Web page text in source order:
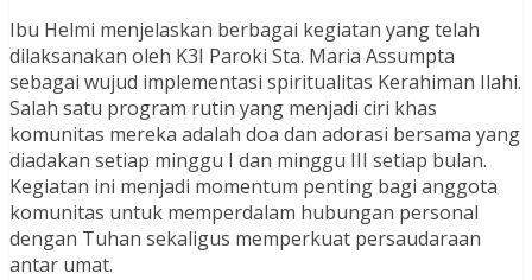
Ibu Helmi menjelaskan berbagai kegiatan yang telah
dilaksanakan oleh K3I Paroki Sta. Maria Assumpta
sebagai wujud implementasi spiritualitas Kerahiman Ilahi.
Salah satu program rutin yang menjadi ciri khas
komunitas mereka adalah doa dan adorasi bersama yang
diadakan setiap minggu I dan minggu III setiap bulan.
Kegiatan ini menjadi momentum penting bagi anggota
komunitas untuk memperdalam hubungan personal
dengan Tuhan sekaligus memperkuat persaudaraan
antar umat.